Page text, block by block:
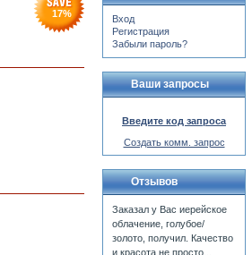
17%
Вход
Регистрация
Забыли пароль?
Ваши запросы
Введите код запроса
Создать комм. запрос
Отзывов
Заказал у Вас иерейское
облачение, голубое/
золото, получил. Качество
и красота не просто...